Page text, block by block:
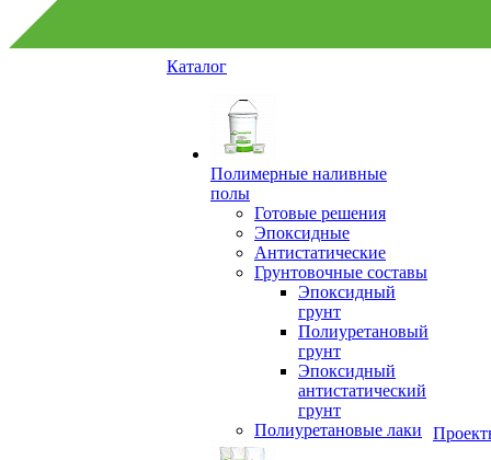
Каталог
Полимерные наливные
полы
Готовые решения
Эпоксидные
Антистатические
Грунтовочные составы
Эпоксидный
грунт
Полиуретановый
грунт
Эпоксидный
антистатический
грунт
Полиуретановые лаки